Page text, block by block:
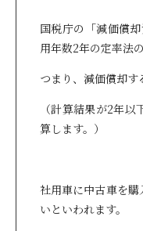
国税庁の「減価償
用年数2年の定率法
つまり、減価償却す
（計算結果が2年
算します。）
社用車に中古車を
いといわれます。